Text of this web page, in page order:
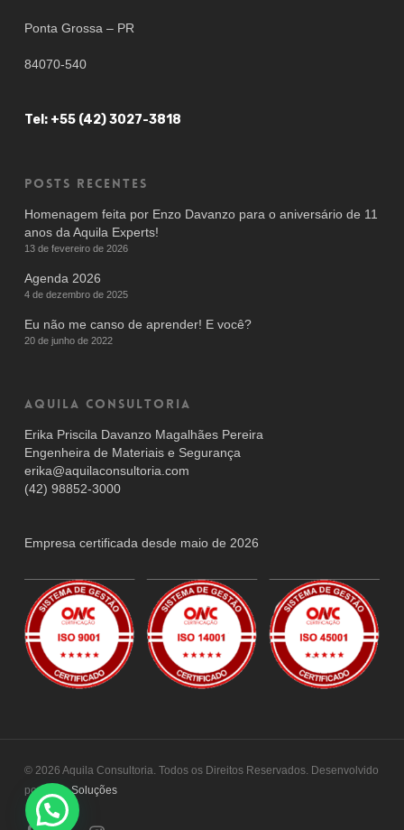
Ponta Grossa – PR
84070-540
Tel: +55 (42) 3027-3818
Posts recentes
Homenagem feita por Enzo Davanzo para o aniversário de 11
anos da Aquila Experts!
13 de fevereiro de 2026
Agenda 2026
4 de dezembro de 2025
Eu não me canso de aprender! E você?
20 de junho de 2022
AQUILA CONSULTORIA
Erika Priscila Davanzo Magalhães Pereira
Engenheira de Materiais e Segurança
erika@aquilaconsultoria.com
(42) 98852-3000
Empresa certificada desde maio de 2026
© 2026 Aquila Consultoria. Todos os Direitos Reservados. Desenvolvido
por
Laon Soluções